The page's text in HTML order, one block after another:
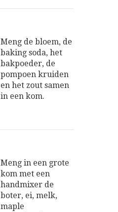
Meng de bloem, de
baking soda, het
bakpoeder, de
pompoen kruiden
en het zout samen
in een kom.
Meng in een grote
kom met een
handmixer de
boter, ei, melk,
maple